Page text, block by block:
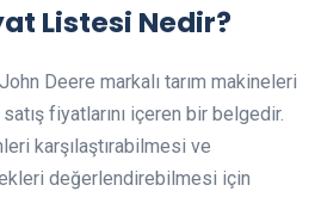
Listesi Nedir?
Deere markalı tarım makineleri
fiyatlarını içeren bir belgedir.
karşılaştırabilmesi ve
değerlendirebilmesi için